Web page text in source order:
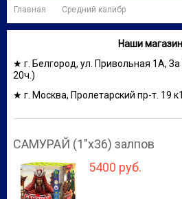
Главная Средний калибр
Наши
★ г. Белгород, ул. Привольная 1А,
20ч.)
★ г. Москва, Пролетарский пр-т. 19
САМУРАЙ (1"х36) залпов
5400 руб.